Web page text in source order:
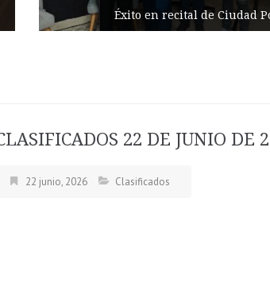
Éxito en recital de Ciudad
22 DE JUNIO DE
22 junio, 2026 Clasificados